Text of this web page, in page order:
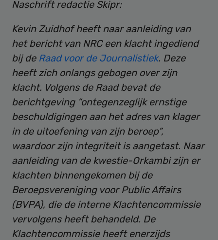
Naschrift redactie Skipr:
Kevin Zuidhof heeft naar aanleiding van
het bericht van NRC een klacht ingediend
bij de Raad voor de Journalistiek. Deze
heeft zich onlangs gebogen over zijn
klacht. Volgens de Raad bevat de
berichtgeving “ontegenzeglijk ernstige
beschuldigingen aan het adres van klager
in de uitoefening van zijn beroep”,
waardoor zijn integriteit is aangetast. Naar
aanleiding van de kwestie-Orkambi zijn er
klachten binnengekomen bij de
Beroepsvereniging voor Public Affairs
(BVPA), die de interne Klachtencommissie
vervolgens heeft behandeld. De
Klachtencommissie heeft enerzijds